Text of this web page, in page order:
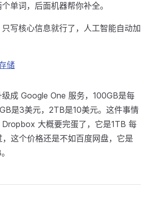
单词，后面机器帮你补全。
写核心信息就行了，人工智能自动加
储
成 Google One 服务，100GB是每
是3美元，2TB是10美元。这件事情
Dropbox 大概要完蛋了，它是1TB 每
这个价格还是不如百度网盘，它是